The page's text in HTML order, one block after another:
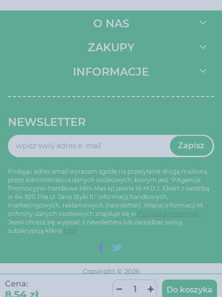
Cena:
8,54 zł Do koszyka
O NAS
ZAKUPY
INFORMACJE
NEWSLETTER
Zapisz
Podając adres email wyrażam zgodę na przesyłanie drogą mailową
przez Administratora danych osobowych, którym jest "PAgencja
Promocyjno-handlowa Mini-Max sp.jawna W.M.D.J. Ekiert z siedzibą
w 64-920 Piła ul. Jana Styki 11." informacji handlowych,
marketingowych, reklamowych (newsletter). Więcej informacji nt.
ochrony danych osobowych znajduje się w Polityce prywatności
Jeżeli chcesz się wypisać z newslettera lub zarządzać swoją
subskrypcją kliknij tutaj
Copyright © 2026
Oprogramowanie sklepu:
AptusShop